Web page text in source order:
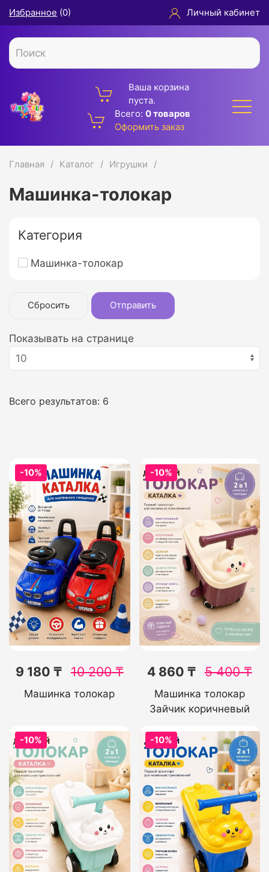
Избранное (0) Личный кабинет
Ваша корзина
пуста.
Всего: 0 товаров
Оформить заказ
Главная Каталог Игрушки
Машинка-толокар
Категория
Машинка-толокар
Сбросить Отправить
Показывать на странице
Всего результатов: 6
-10%
9 180 ₸ 10 200₸
Машинка толокар
-10%
4 860 ₸ 5 400₸
Машинка толокар
Зайчик коричневый
-10% -10%